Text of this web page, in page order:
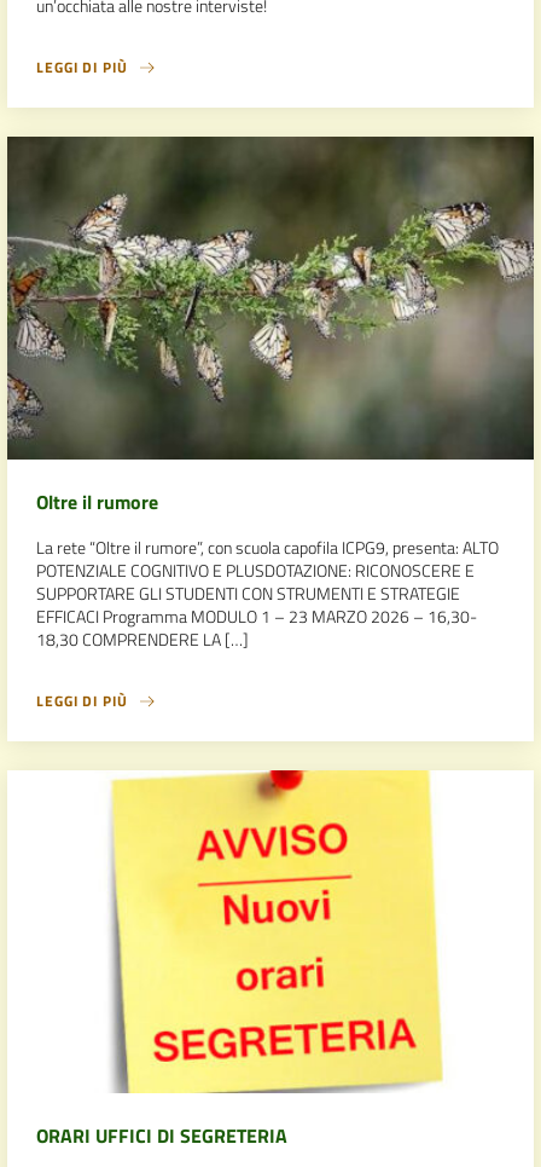
un’occhiata alle nostre interviste!
LEGGI DI PIÙ
Oltre il rumore
La rete “Oltre il rumore”, con scuola capofila ICPG9, presenta: ALTO
POTENZIALE COGNITIVO E PLUSDOTAZIONE: RICONOSCERE E
SUPPORTARE GLI STUDENTI CON STRUMENTI E STRATEGIE
EFFICACI Programma MODULO 1 – 23 MARZO 2026 – 16,30-
18,30 COMPRENDERE LA […]
LEGGI DI PIÙ
ORARI UFFICI DI SEGRETERIA